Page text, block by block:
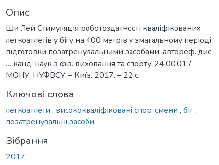
Опис
Ши Лей Стимуляція роботоздатності кваліфікованих
легкоатлетів у бігу на 400 метрів у змагальному періоді
підготовки позатренувальними засобами: автореф. дис.
… канд. наук з фіз. виховання та спорту: 24.00.01 /
МОНУ. НУФВСУ. – Київ. 2017. – 22 с.
Ключові слова
легкоатлети , висококваліфіковані спортсмени , біг,
позатренувальні засоби
Зібрання
2017